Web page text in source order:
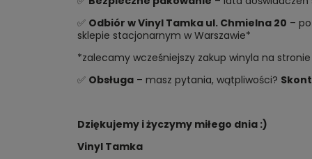
✅ Odbiór w Vinyl Tamka ul. Chmielna 20 –
sklepie stacjonarnym w Warszawie*
*zalecamy wcześniejszy zakup winyla na
✅ Obsługa– masz pytania, wątpliwości?
Dziękujemy i życzymy miłego dnia :)
Vinyl Tamka